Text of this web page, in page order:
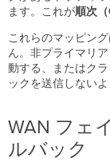
し
使
用
す
る
SD-
WAN
ます。これが順次
これらのマッピン
ん。非プライマリ
動する、またはク
ックを送信しない
WAN フェ
ルバック